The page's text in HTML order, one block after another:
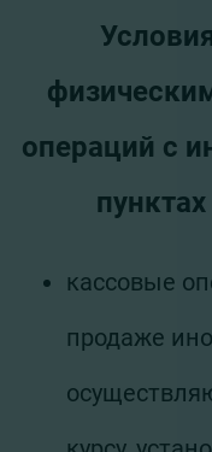
операций с
кассовые
продаже